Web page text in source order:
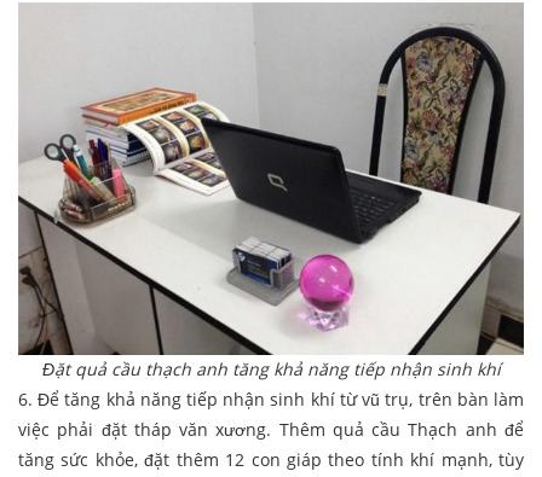
Đặt quả cầu thạch anh tăng khả năng tiếp nhận sinh khí
6. Để tăng khả năng tiếp nhận sinh khí từ vũ trụ, trên bàn làm
việc phải đặt tháp văn xương. Thêm quả cầu Thạch anh để
tăng sức khỏe, đặt thêm 12 con giáp theo tính khí mạnh, tùy